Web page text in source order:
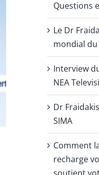
Questions
Le Dr
mondial du
Interview
NEA
Dr
SIMA
Comment
recharge